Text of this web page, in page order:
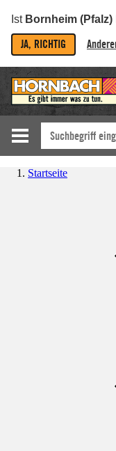
Ist Bornheim (Pfalz)
JA, RICHTIG
Startseite